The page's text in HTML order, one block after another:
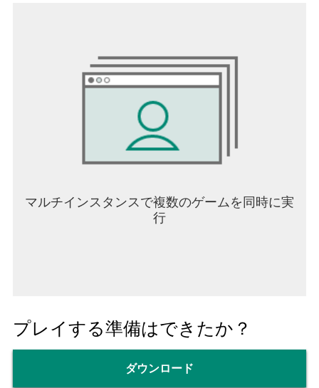
マルチインスタンスで複数のゲームを同時に実
行
プレイする準備はできたか？
ダウンロード